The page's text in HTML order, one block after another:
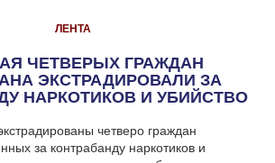
ЛЕНТА
ЧЕТВЕРЫХ ГРАЖДАН
ЭКСТРАДИРОВАЛИ ЗА
НАРКОТИКОВ И УБИЙСТВО
четверо граждан
за контрабанду наркотиков и